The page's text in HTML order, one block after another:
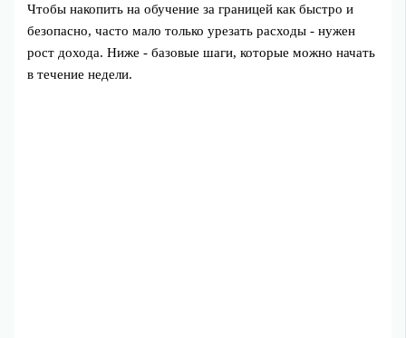
Чтобы накопить на обучение за границей как быстро и
безопасно, часто мало только урезать расходы - нужен
рост дохода. Ниже - базовые шаги, которые можно начать
в течение недели.